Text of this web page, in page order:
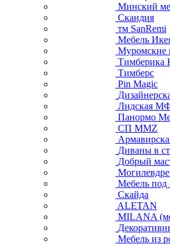
Минский
Скандия
тм SanRemi
Мебель
Муромские
Тимберика
Тимберс
Pin Magic
Лидская
Панормо
СП ММZ
Диваны в
Добрый
Мебель под
Скайда
ALETAN
MILANA
Мебель из